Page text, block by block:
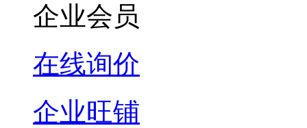
企业会员
在线询价
企业旺铺